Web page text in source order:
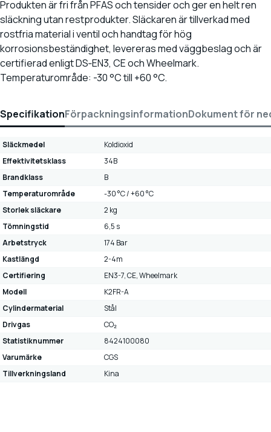
Produkten är fri från PFAS och tensider och ger en helt ren
släckning utan restprodukter. Släckaren är tillverkad med
rostfria material i ventil och handtag för hög
korrosionsbeständighet, levereras med väggbeslag och är
certifierad enligt DS‑EN3, CE och Wheelmark.
Temperaturområde: -30 °C till +60 °C.
SpecifikationFörpackningsinformationDokument för
Släckmedel
Koldioxid
Effektivitetsklass
34B
Brandklass
B
Temperaturområde
-30 °C / +60 °C
Storlek släckare
2 kg
Tömningstid
6,5 s
Arbetstryck
174 Bar
Kastlängd
2-4m
Certifiering
EN3-7, CE, Wheelmark
Modell
K2FR-A
Cylindermaterial
Stål
Drivgas
CO₂
Statistiknummer
8424100080
Varumärke
CGS
Tillverkningsland
Kina